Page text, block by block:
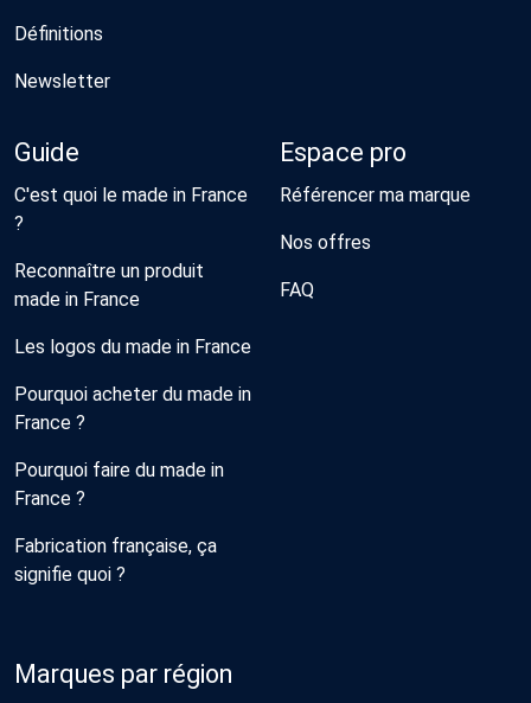
Définitions
Newsletter
Guide
C'est quoi le made in France
?
Reconnaître un produit
made in France
Les logos du made in France
Pourquoi acheter du made in
France ?
Pourquoi faire du made in
France ?
Fabrication française, ça
signifie quoi ?
Espace pro
Référencer ma marque
Nos offres
FAQ
Marques par région